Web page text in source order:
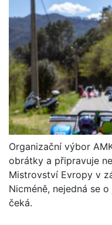
Organizační výbor
obrátky a připravuje
Mistrovství Evropy v
Nicméně, nejedná se
čeká.